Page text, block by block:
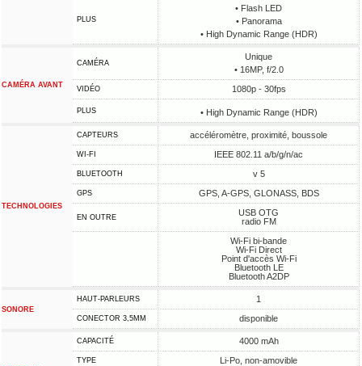
PLUS
• Flash LED
• Panorama
• High Dynamic Range (HDR)
CAMÉRA AVANT
CAMÉRA
Unique
• 16MP, f/2.0
VIDÉO 1080p - 30fps
PLUS • High Dynamic Range (HDR)
TECHNOLOGIES
CAPTEURS accéléromètre, proximité, boussole
WI-FI IEEE 802.11 a/b/g/n/ac
BLUETOOTH v 5
GPS GPS, A-GPS, GLONASS, BDS
EN OUTRE
USB OTG
radio FM
Wi-Fi bi-bande
Wi-Fi Direct
Point d'accès Wi-Fi
Bluetooth LE
Bluetooth A2DP
SONORE
HAUT-PARLEURS 1
CONECTOR 3,5MM disponible
CAPACITÉ 4000 mAh
TYPE Li-Po, non-amovible